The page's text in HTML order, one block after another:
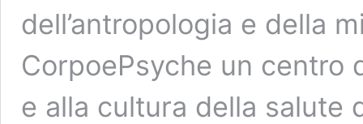
dell’antropologia e della
CorpoePsyche un centro
e alla cultura della salute